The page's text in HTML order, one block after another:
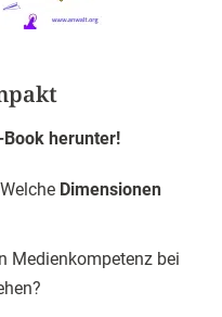
herunter!
Dimensionen
Medienkompetenz bei